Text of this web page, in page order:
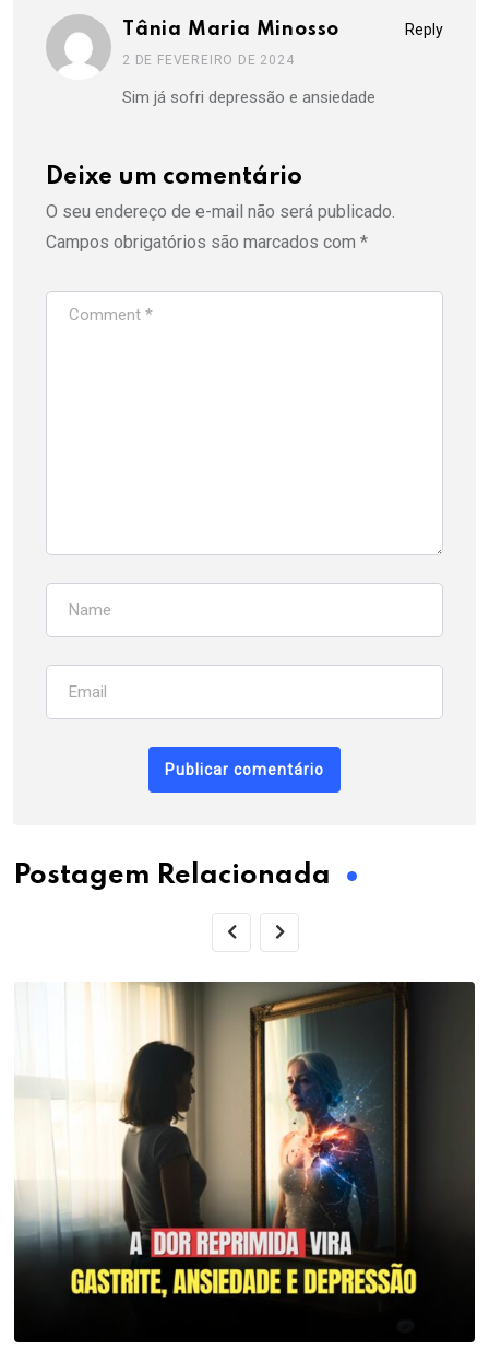
Reply
Tânia Maria Minosso
2 DE FEVEREIRO DE 2024
Sim já sofri depressão e ansiedade
Deixe um comentário
O seu endereço de e-mail não será publicado.
Campos obrigatórios são marcados com *
Postagem Relacionada